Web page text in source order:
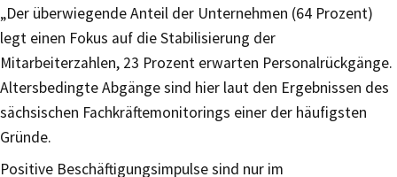
„Der überwiegende Anteil der Unternehmen (64 Prozent)
legt einen Fokus auf die Stabilisierung der
Mitarbeiterzahlen, 23 Prozent erwarten Personalrückgänge.
Altersbedingte Abgänge sind hier laut den Ergebnissen des
sächsischen Fachkräftemonitorings einer der häufigsten
Gründe.
Positive Beschäftigungsimpulse sind nur im